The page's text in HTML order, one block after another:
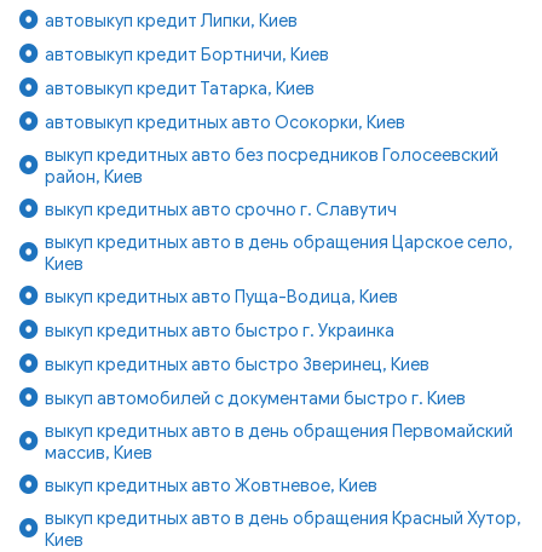
автовыкуп кредит Липки, Киев
автовыкуп кредит Бортничи, Киев
автовыкуп кредит Татарка, Киев
автовыкуп кредитных авто Осокорки, Киев
выкуп кредитных авто без посредников Голосеевский
район, Киев
выкуп кредитных авто срочно г. Славутич
выкуп кредитных авто в день обращения Царское село,
Киев
выкуп кредитных авто Пуща-Водица, Киев
выкуп кредитных авто быстро г. Украинка
выкуп кредитных авто быстро Зверинец, Киев
выкуп автомобилей с документами быстро г. Киев
выкуп кредитных авто в день обращения Первомайский
массив, Киев
выкуп кредитных авто Жовтневое, Киев
выкуп кредитных авто в день обращения Красный Хутор,
Киев